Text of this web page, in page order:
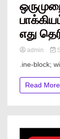
எது
admin
.ine-block;
Read More